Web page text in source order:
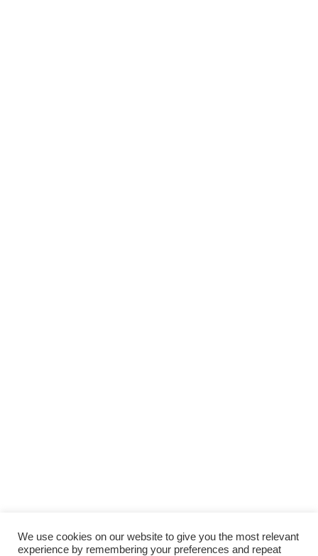
We use cookies on our website to give you the most relevant
experience by remembering your preferences and repeat